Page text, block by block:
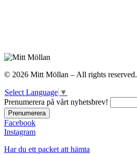
© 2026 Mitt Möllan – All rights reserved.
Select Language ▼
Prenumerera på vårt nyhetsbrev!
Facebook
Instagram
Har du ett packet att hämta